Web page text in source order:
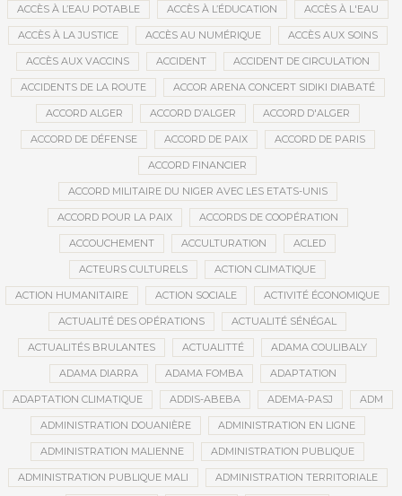
ACCÈS À L’EAU POTABLE ACCÈS À L’ÉDUCATION ACCÈS À L'EAU
ACCÈS À LA JUSTICE ACCÈS AU NUMÉRIQUE ACCÈS AUX SOINS
ACCÈS AUX VACCINS ACCIDENT ACCIDENT DE CIRCULATION
ACCIDENTS DE LA ROUTE ACCOR ARENA CONCERT SIDIKI DIABATÉ
ACCORD ALGER ACCORD D’ALGER ACCORD D'ALGER
ACCORD DE DÉFENSE ACCORD DE PAIX ACCORD DE PARIS
ACCORD FINANCIER
ACCORD MILITAIRE DU NIGER AVEC LES ETATS-UNIS
ACCORD POUR LA PAIX ACCORDS DE COOPÉRATION
ACCOUCHEMENT ACCULTURATION ACLED
ACTEURS CULTURELS ACTION CLIMATIQUE
ACTION HUMANITAIRE ACTION SOCIALE ACTIVITÉ ÉCONOMIQUE
ACTUALITÉ DES OPÉRATIONS ACTUALITÉ SÉNÉGAL
ACTUALITÉS BRULANTES ACTUALITTÉ ADAMA COULIBALY
ADAMA DIARRA ADAMA FOMBA ADAPTATION
ADAPTATION CLIMATIQUE ADDIS-ABEBA ADEMA-PASJ ADM
ADMINISTRATION DOUANIÈRE ADMINISTRATION EN LIGNE
ADMINISTRATION MALIENNE ADMINISTRATION PUBLIQUE
ADMINISTRATION PUBLIQUE MALI ADMINISTRATION TERRITORIALE